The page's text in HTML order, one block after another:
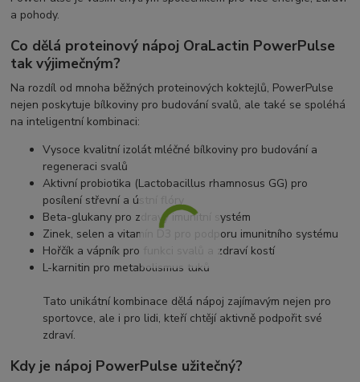
a pohody.
Co dělá proteinový nápoj OraLactin PowerPulse
tak výjimečným?
Na rozdíl od mnoha běžných proteinových koktejlů, PowerPulse
nejen poskytuje bílkoviny pro budování svalů, ale také se spoléhá
na inteligentní kombinaci:
Vysoce kvalitní izolát mléčné bílkoviny pro budování a
regeneraci svalů
Aktivní probiotika (Lactobacillus rhamnosus GG) pro
posílení střevní a ústní flóry
Beta-glukany pro zdravý imunitní systém
Zinek, selen a vitamín D3 pro podporu imunitního systému
Hořčík a vápník pro funkci svalů a zdraví kostí
L-karnitin pro metabolismus tuků
Tato unikátní kombinace dělá nápoj zajímavým nejen pro
sportovce, ale i pro lidi, kteří chtějí aktivně podpořit své
zdraví.
Kdy je nápoj PowerPulse užitečný?